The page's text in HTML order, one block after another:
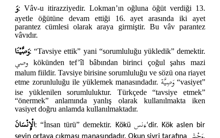
وَ: Vâv-u itirazziyedir. Lokman’ın oğluna öğüt verdiği 13.
ayetle öğütüne devam ettiği 16. ayet arasında iki ayet
parantez cümlesi olarak araya girmiştir. Bu vâv parantez
vâvıdır.
وَصَّيْنَا: “Tavsiye ettik” yani “sorumluluğu yükledik” demektir.
وصي kökünden tef’îl bâbından birinci çoğul şahıs mazi
malum fiildir. Tavsiye birisine sorumluluğu ve sözü ona riayet
etme zorunluluğu ile yüklemek manasındadır. وَصِيَّة“vasiyet”
ise yüklenilen sorumluluktur. Türkçede “tavsiye etmek”
“önermek” anlamında yanlış olarak kullanılmakta iken
vasiyet doğru anlamda kullanılmaktadır.
الْإِنْسَانَ: “İnsan türü” demektir. Kökü ءنس‘dir. Kök aslen bir